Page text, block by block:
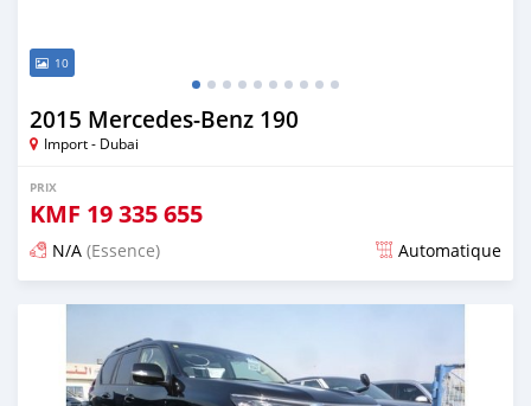
10
2015 Mercedes-Benz 190
Import - Dubai
PRIX
KMF 19 335 655
N/A (Essence) Automatique
Publié il y a environ 7 ans